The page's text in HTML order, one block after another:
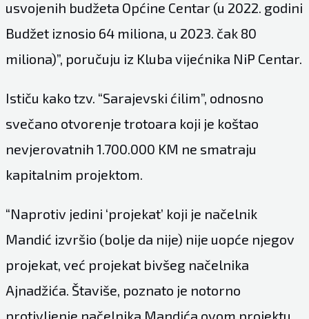
usvojenih budžeta Općine Centar (u 2022. godini
Budžet iznosio 64 miliona, u 2023. čak 80
miliona)”, poručuju iz Kluba vijećnika NiP Centar.
Ističu kako tzv. “Sarajevski ćilim”, odnosno
svečano otvorenje trotoara koji je koštao
nevjerovatnih 1.700.000 KM ne smatraju
kapitalnim projektom.
“Naprotiv jedini ‘projekat’ koji je načelnik
Mandić izvršio (bolje da nije) nije uopće njegov
projekat, već projekat bivšeg načelnika
Ajnadžića. Štaviše, poznato je notorno
protivljenje načelnika Mandića ovom projektu,